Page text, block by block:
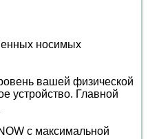
носимых
вашей физической
устройство. Главной
с максимальной